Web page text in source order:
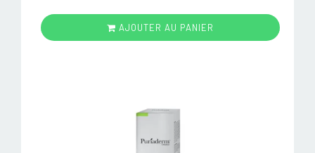
AJOUTER AU PANIER